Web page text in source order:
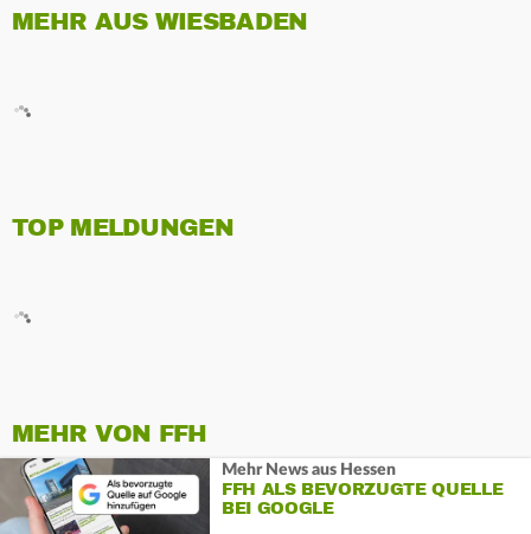
MEHR AUS WIESBADEN
TOP MELDUNGEN
MEHR VON FFH
Mehr News aus Hessen
FFH ALS BEVORZUGTE QUELLE
BEI GOOGLE